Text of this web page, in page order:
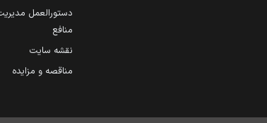
دستورالعمل
منافع
نقشه سایت
مناقصه و مزایده